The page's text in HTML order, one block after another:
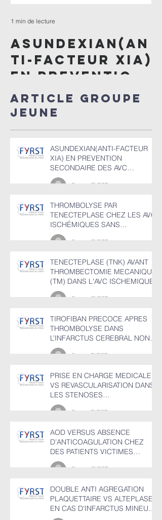
ASUNDEXIAN(AN
TI-FACTEUR XIA)
EN PREVENTION
SECONDAIRE
DES AVC
1 min de lecture
Article GROUPE
JEUNE
ASUNDEXIAN(ANTI-FACTEUR
XIA) EN PREVENTION
SECONDAIRE DES AVC
ISCHEMIQUES​​
Groupe FYRST
THROMBOLYSE PAR
TENECTEPLASE CHEZ LES AVC
ISCHÉMIQUES SANS
OCCLUSION DE GROS TRONC
Groupe FYRST
TENECTEPLASE (TNK) AVANT
THROMBECTOMIE MECANIQUE
(TM) DANS L'AVC ISCHEMIQUE
Groupe FYRST
TIROFIBAN PRECOCE APRES
THROMBOLYSE DANS
L’INFARCTUS CEREBRAL NON
CARDIOEMBOLIQUE
Groupr FYRST
PRISE EN CHARGE MEDICALE
VS REVASCULARISATION DANS
LES STENOSES
CAROTIDIENNES
Groupr FYRST
AOD VERSUS ABSENCE
D’ANTICOAGULATION CHEZ
DES PATIENTS VICTIMES
D’HEMORRAGIE CEREBRALE
Groupe FYRST
DOUBLE ANTI AGREGATION
PLAQUETTAIRE VS ALTEPLASE
EN CAS D'INFARCTUS MINEUR
NON INVALIDANT AVEC OU